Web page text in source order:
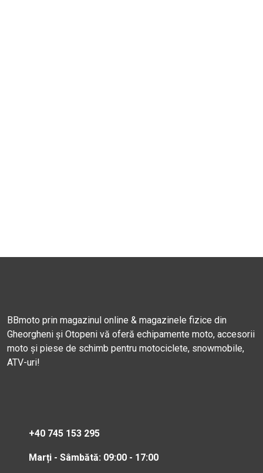
BBmoto prin magazinul online & magazinele fizice din
Gheorgheni și Otopeni vă oferă echipamente moto, accesorii
moto și piese de schimb pentru motociclete, snowmobile,
ATV-uri!
+40 745 153 295
Marți - Sâmbătă: 09:00 - 17:00